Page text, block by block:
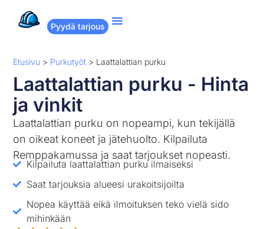
Pyydä tarjous
Etusivu > Purkutyöt > Laattalattian purku
Laattalattian purku - Hinta
ja vinkit
Laattalattian purku on nopeampi, kun tekijällä
on oikeat koneet ja jätehuolto. Kilpailuta
Remppakamussa ja saat tarjoukset nopeasti.
Kilpailuta laattalattian purku ilmaiseksi
Saat tarjouksia alueesi urakoitsijoilta
Nopea käyttää eikä ilmoituksen teko vielä sido
mihinkään